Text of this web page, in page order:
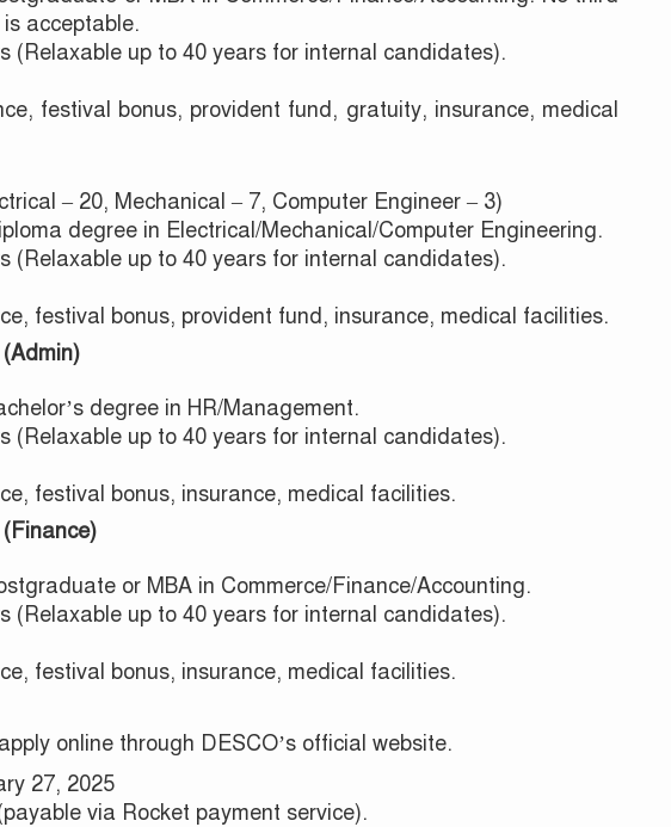
acceptable.
(Relaxable up to 40 years for internal candidates).
festival bonus, provident fund, gratuity, insurance, medical
– 20, Mechanical – 7, Computer Engineer – 3)
degree in Electrical/Mechanical/Computer Engineering.
(Relaxable up to 40 years for internal candidates).
festival bonus, provident fund, insurance, medical facilities.
degree in HR/Management.
(Relaxable up to 40 years for internal candidates).
festival bonus, insurance, medical facilities.
or MBA in Commerce/Finance/Accounting.
(Relaxable up to 40 years for internal candidates).
festival bonus, insurance, medical facilities.
online through DESCO’s official website.
27, 2025
via Rocket payment service).